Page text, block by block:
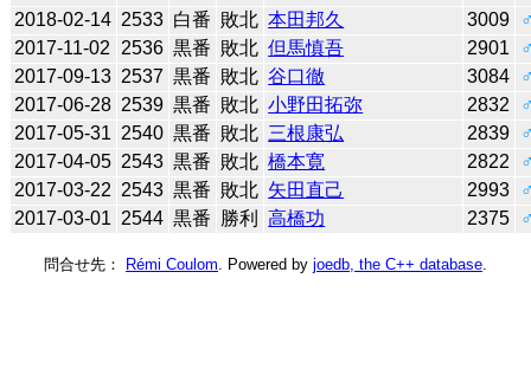
2018-02-14 2533 白番 敗北 本田邦久 3009
2017-11-02
2536 黒番 敗北 但馬慎吾 2901
2017-09-13 2537 黒番 敗北 谷口徹 3084
2017-06-28 2539 黒番 敗北 小野田拓弥 2832
2017-05-31 2540 黒番 敗北 三根康弘 2839
2017-04-05 2543 黒番 敗北 橋本寛 2822
2017-03-22 2543 黒番 敗北 矢田直己 2993
2017-03-01 2544 黒番 勝利 高橋功 2375
問合せ先： Rémi Coulom . Powered by joedb, the C++ database